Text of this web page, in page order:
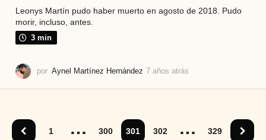
Leonys Martín pudo haber muerto en agosto de 2018. Pudo
morir, incluso, antes.
3 min
por Aynel Martínez Hernández 7 años atrás
1 … 300 301 302 … 329